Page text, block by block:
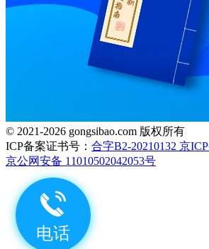
© 2021-2026 gongsibao.com 版权所有
ICP备案证书号： 合字B2-20210132 京
京公网安备 11010502042053号